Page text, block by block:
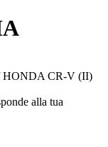
HONDA CR-V (II)
alla tua